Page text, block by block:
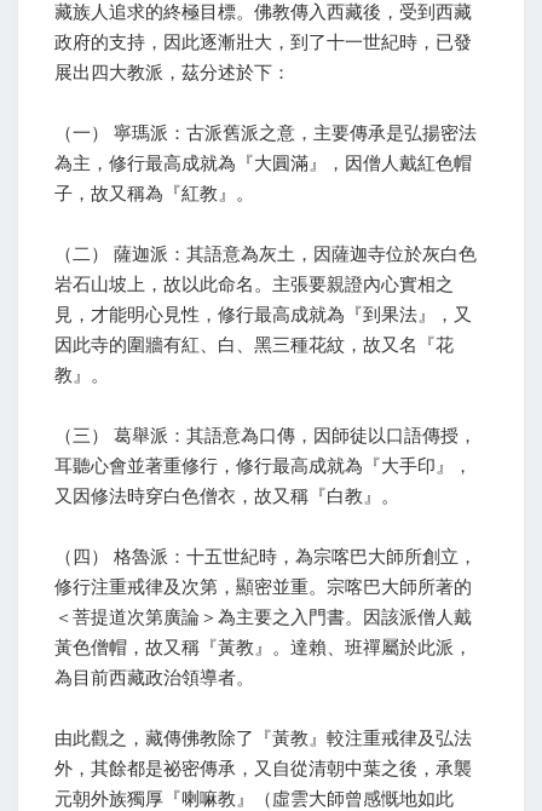
藏族人追求的終極目標。佛教傳入西藏後，受到西藏
政府的支持，因此逐漸壯大，到了十一世紀時，已發
展出四大教派，茲分述於下：
（一） 寧瑪派：古派舊派之意，主要傳承是弘揚密法
為主，修行最高成就為『大圓滿』，因僧人戴紅色帽
子，故又稱為『紅教』。
（二） 薩迦派：其語意為灰土，因薩迦寺位於灰白色
岩石山坡上，故以此命名。主張要親證內心實相之
見，才能明心見性，修行最高成就為『到果法』，又
因此寺的圍牆有紅、白、黑三種花紋，故又名『花
教』。
（三） 葛舉派：其語意為口傳，因師徒以口語傳授，
耳聽心會並著重修行，修行最高成就為『大手印』，
又因修法時穿白色僧衣，故又稱『白教』。
（四） 格魯派：十五世紀時，為宗喀巴大師所創立，
修行注重戒律及次第，顯密並重。宗喀巴大師所著的
＜菩提道次第廣論＞為主要之入門書。因該派僧人戴
黃色僧帽，故又稱『黃教』。達賴、班禪屬於此派，
為目前西藏政治領導者。
由此觀之，藏傳佛教除了『黃教』較注重戒律及弘法
外，其餘都是祕密傳承，又自從清朝中葉之後，承襲
元朝外族獨厚『喇嘛教』（虛雲大師曾感慨地如此